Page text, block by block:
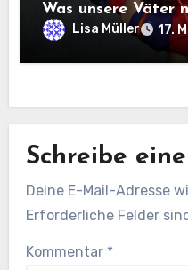
Was unsere Väter
Lisa Müller 17.
Schreibe
Deine E-Mail-Adresse
Erforderliche Felder
Kommentar *